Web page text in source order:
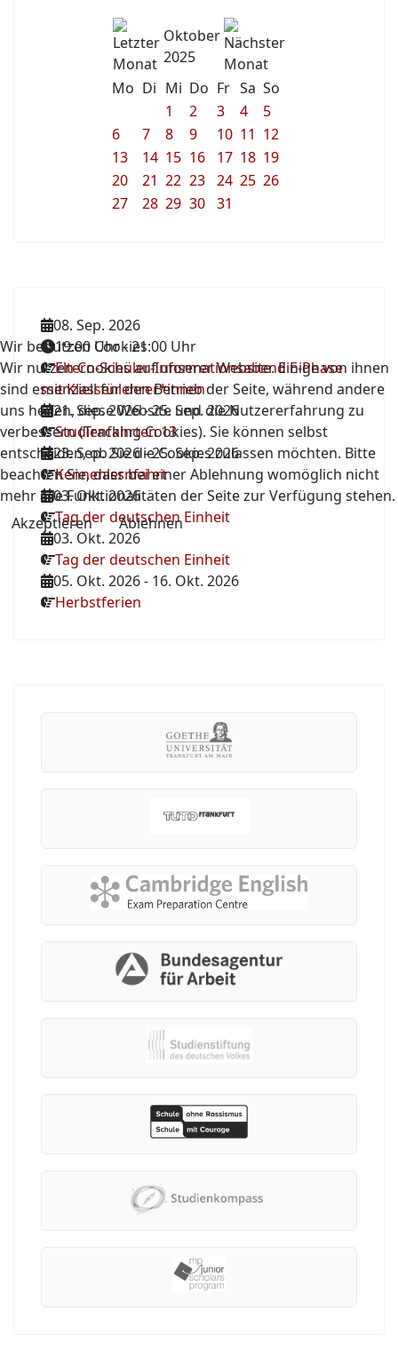
Oktober
2025
Mo Di Mi Do Fr Sa So
1
2 3 4
5
6
7 8 9 10 11 12
13
14 15 16 17 18 19
20
21 22 23 24 25 26
27
28 29 30 31
08. Sep. 2026
19:00 Uhr-21:00 Uhr
Eltern-Schüler-Informationsabend E-Phase
mit Klassenlehrer*innen
21. Sep. 2026-25. Sep. 2026
Studienfahrten 13
23. Sep. 2026-25. Sep. 2026
Kennenlernfahrt
03. Okt. 2026
Tag der deutschen Einheit
03. Okt. 2026
Tag der deutschen Einheit
05. Okt. 2026- 16. Okt. 2026
Herbstferien
Wir benutzen Cookies
Wir nutzen Cookies auf unserer Website. Einige von ihnen
sind essenziell für den Betrieb der Seite, während andere
uns helfen, diese Website und die Nutzererfahrung zu
verbessern (Tracking Cookies). Sie können selbst
entscheiden, ob Sie die Cookies zulassen möchten. Bitte
beachten Sie, dass bei einer Ablehnung womöglich nicht
mehr alle Funktionalitäten der Seite zur Verfügung stehen.
Akzeptieren
Ablehnen